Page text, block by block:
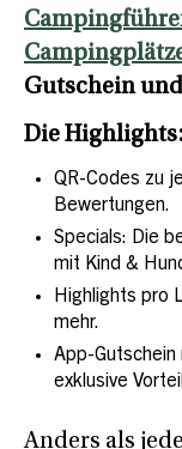
Gutschein
Die Highlights:
QR-Codes zu
Bewertungen.
Specials: Die
mit Kind &
Highlights pro
mehr.
App-Gutschein
exklusive
Anders als